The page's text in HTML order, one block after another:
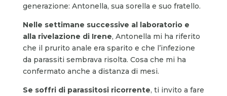
generazione: Antonella, sua sorella e suo fratello.
Nelle settimane successive al laboratorio e
alla rivelazione di Irene, Antonella mi ha riferito
che il prurito anale era sparito e che l’infezione
da parassiti sembrava risolta. Cosa che mi ha
confermato anche a distanza di mesi.
Se soffri di parassitosi ricorrente, ti invito a fare